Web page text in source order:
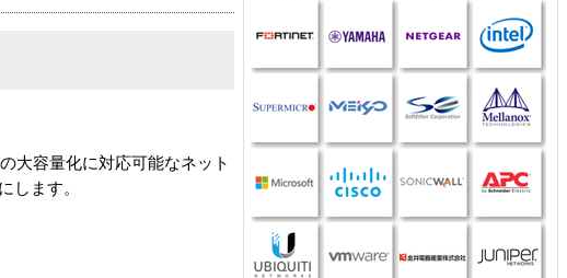
大容量化に対応可能なネット
します。